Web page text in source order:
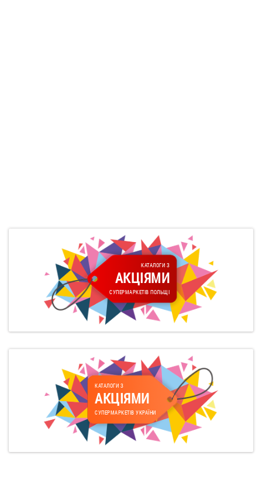
КАТАЛОГИ З
АКЦІЯМИ
СУПЕРМАРКЕТІВ ПОЛЬЩІ
КАТАЛОГИ З
АКЦІЯМИ
СУПЕРМАРКЕТІВ УКРАЇНИ